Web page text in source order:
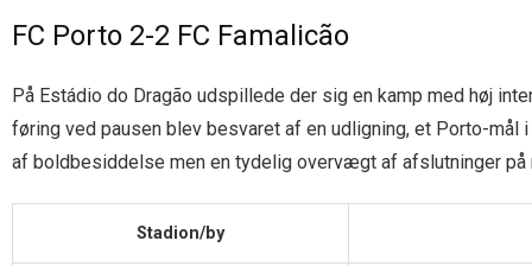
FC Porto 2-2 FC Famalicão
På Estádio do Dragão udspillede der sig en kamp med høj
føring ved pausen blev besvaret af en udligning, et Porto-
af boldbesiddelse men en tydelig overvægt af afslutninger
Stadion/by